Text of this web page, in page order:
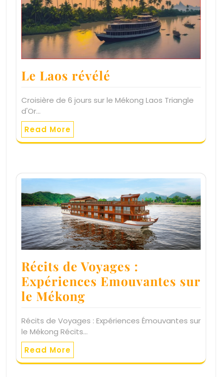
Le Laos révélé
Croisière de 6 jours sur le Mékong Laos Triangle
d'Or…
Read More
Récits de Voyages :
Expériences Emouvantes sur
le Mékong
Récits de Voyages : Expériences Émouvantes sur
le Mékong Récits…
Read More